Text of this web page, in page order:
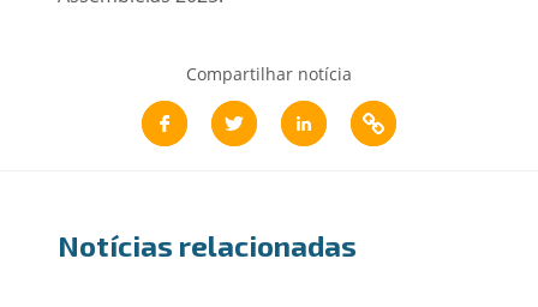
Compartilhar notícia
Notícias relacionadas